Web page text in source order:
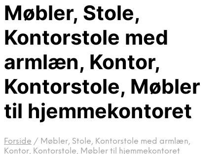
Møbler, Stole,
Kontorstole med
armlæn, Kontor,
Kontorstole, Møbler
til hjemmekontoret
Forside / Møbler, Stole, Kontorstole med armlæn,
Kontor, Kontorstole, Møbler til hjemmekontoret